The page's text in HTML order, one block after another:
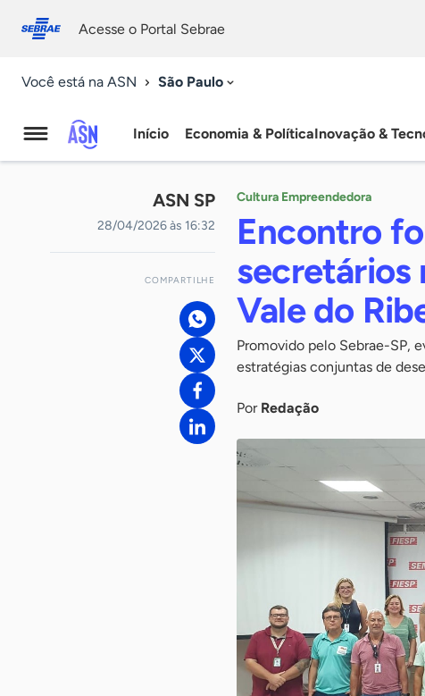
conosco
Acesse o Portal Sebrae
Você está na ASN São Paulo
Agência
Sebrae
de
Notícias
Início Economia & PolíticaInovação &
ASN SP
28/04/2026 às 16:32
COMPARTILHE
Cultura Empreendedora
Encontro
secretários
Vale do
Promovido pelo Sebrae-SP,
estratégias conjuntas de
Por Redação